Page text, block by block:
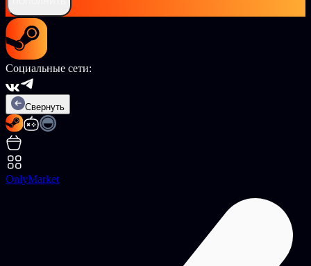
Социальные сети:
Свернуть
OnlyMarket